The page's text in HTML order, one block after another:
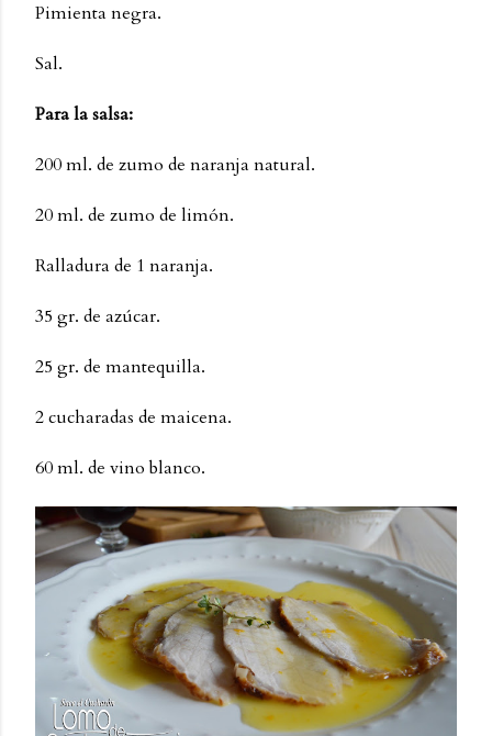
Pimienta negra.
Sal.
Para la salsa:
200 ml. de zumo de naranja natural.
20 ml. de zumo de limón.
Ralladura de 1 naranja.
35 gr. de azúcar.
25 gr. de mantequilla.
2 cucharadas de maicena.
60 ml. de vino blanco.